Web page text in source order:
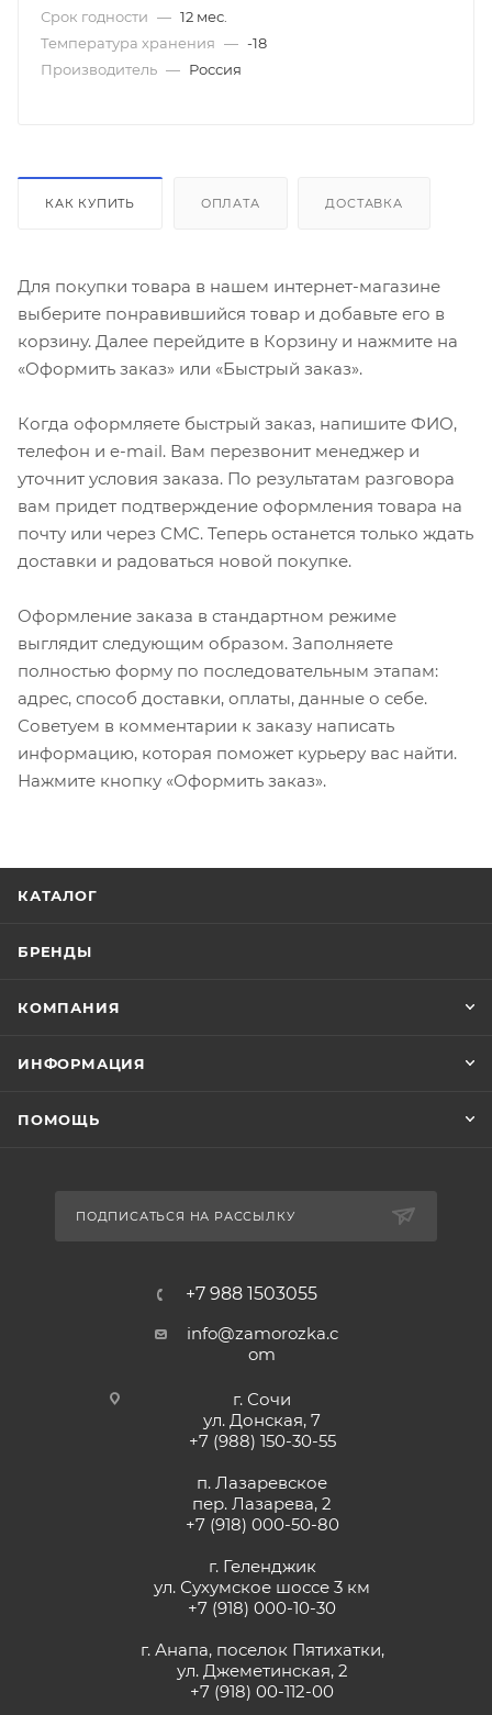
Срок годности — 12 мес.
Температура хранения — -18
Производитель — Россия
КАК КУПИТЬ ОПЛАТА ДОСТАВКА
Для покупки товара в нашем интернет-магазине
выберите понравившийся товар и добавьте его в
корзину. Далее перейдите в Корзину и нажмите на
«Оформить заказ» или «Быстрый заказ».
Когда оформляете быстрый заказ, напишите ФИО,
телефон и e-mail. Вам перезвонит менеджер и
уточнит условия заказа. По результатам разговора
вам придет подтверждение оформления товара на
почту или через СМС. Теперь останется только ждать
доставки и радоваться новой покупке.
Оформление заказа в стандартном режиме
выглядит следующим образом. Заполняете
полностью форму по последовательным этапам:
адрес, способ доставки, оплаты, данные о себе.
Советуем в комментарии к заказу написать
информацию, которая поможет курьеру вас найти.
Нажмите кнопку «Оформить заказ».
КАТАЛОГ
БРЕНДЫ
КОМПАНИЯ
ИНФОРМАЦИЯ
ПОМОЩЬ
ПОДПИСАТЬСЯ НА РАССЫЛКУ
+7 988 1503055
info@zamorozka.c
om
г. Сочи
ул. Донская, 7
+7 (988) 150-30-55
п. Лазаревское
пер. Лазарева, 2
+7 (918) 000-50-80
г. Геленджик
ул. Сухумское шоссе 3 км
+7 (918) 000-10-30
г. Анапа, поселок Пятихатки,
ул. Джеметинская, 2
+7 (918) 00-112-00